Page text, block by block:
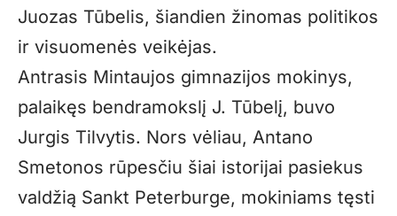
Juozas Tūbelis, šiandien žinomas politikos
ir visuomenės veikėjas.
Antrasis Mintaujos gimnazijos mokinys,
palaikęs bendramokslį J. Tūbelį, buvo
Jurgis Tilvytis. Nors vėliau, Antano
Smetonos rūpesčiu šiai istorijai pasiekus
valdžią Sankt Peterburge, mokiniams tęsti